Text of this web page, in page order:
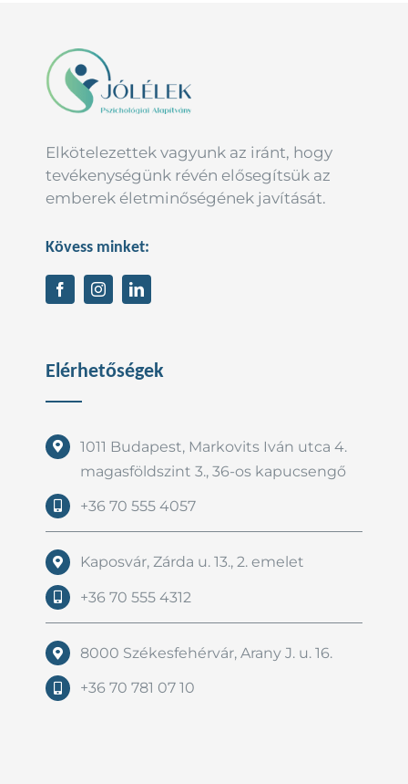
Elkötelezettek vagyunk az iránt, hogy
tevékenységünk révén elősegítsük az
emberek életminőségének javítását.
Kövess minket:
Elérhetőségek
1011 Budapest, Markovits Iván utca 4.
magasföldszint 3., 36-os kapucsengő
+36 70 555 4057
Kaposvár, Zárda u. 13., 2. emelet
+36 70 555 4312
8000 Székesfehérvár, Arany J. u. 16.
+36 70 781 07 10